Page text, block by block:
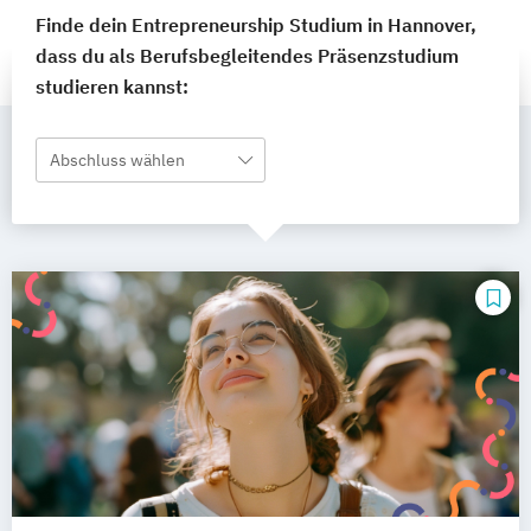
Finde dein Entrepreneurship Studium in Hannover,
dass du als Berufsbegleitendes Präsenzstudium
studieren kannst:
Abschluss wählen